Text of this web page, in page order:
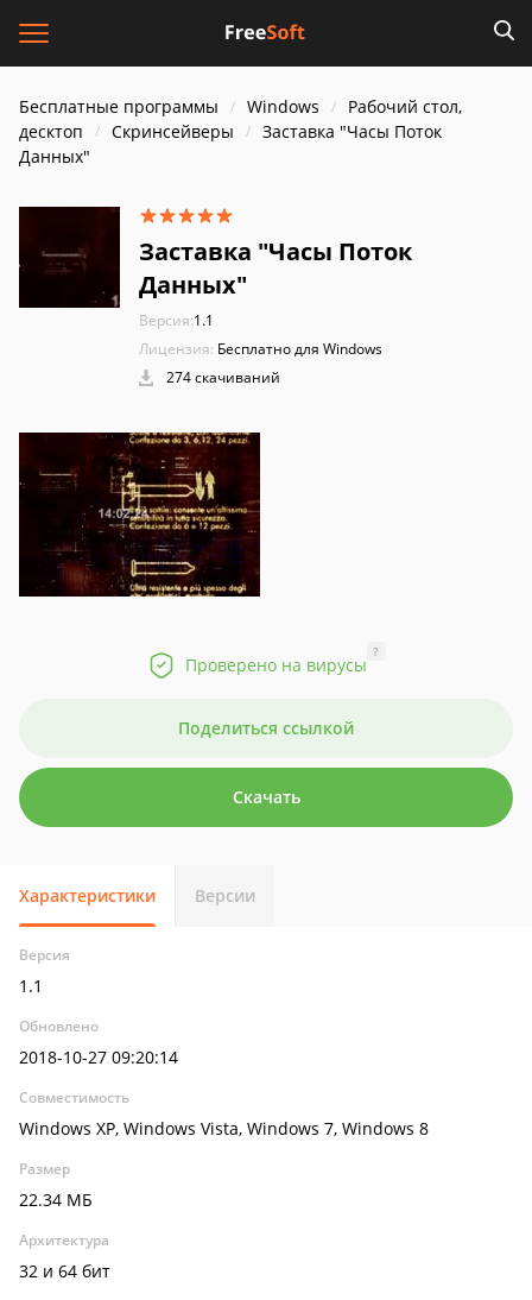
Бесплатные программы Windows
Рабочий стол,
десктоп
Скринсейверы
Заставка "Часы Поток
Данных"
Заставка "Часы Поток
Данных"
Версия:1.1
Лицензия: Бесплатно для Windows
274 скачиваний
Проверено на вирусы
?
Поделиться ссылкой
Скачать
Характеристики Версии
Версия
1.1
Обновлено
2018-10-27 09:20:14
Совместимость
Windows XP, Windows Vista, Windows 7, Windows 8
Размер
22.34 МБ
Архитектура
32 и 64 бит